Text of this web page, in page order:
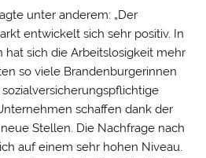
unter anderem: „Der
entwickelt sich sehr positiv. In
hat sich die Arbeitslosigkeit mehr
so viele Brandenburgerinnen
schaffen dank der
Stellen. Die Nachfrage nach
auf einem sehr hohen Niveau.